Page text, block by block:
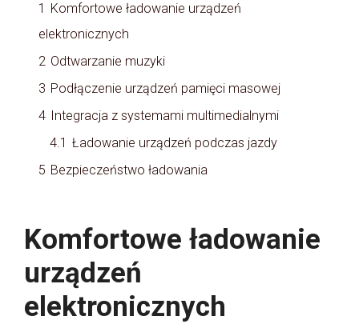
1 Komfortowe ładowanie urządzeń
elektronicznych
2 Odtwarzanie muzyki
3 Podłączenie urządzeń pamięci masowej
4 Integracja z systemami multimedialnymi
4.1 Ładowanie urządzeń podczas jazdy
5 Bezpieczeństwo ładowania
Komfortowe ładowanie
urządzeń
elektronicznych